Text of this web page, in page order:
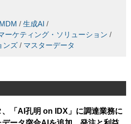
MDM / 生成AI /
ーケティング・ソリューション /
ンズ / マスターデータ
「AI孔明 on IDX」に調達業務に